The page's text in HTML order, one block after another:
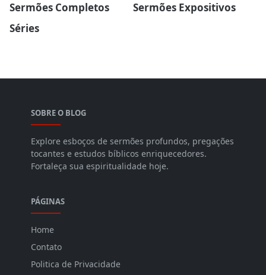
Sermões Completos
Sermões Expositivos
Séries
SOBRE O BLOG
Explore esboços de sermões profundos, pregações
tocantes e estudos bíblicos enriquecedores.
Fortaleça sua espiritualidade hoje.
PÁGINAS
Home
Contato
Politica de Privacidade